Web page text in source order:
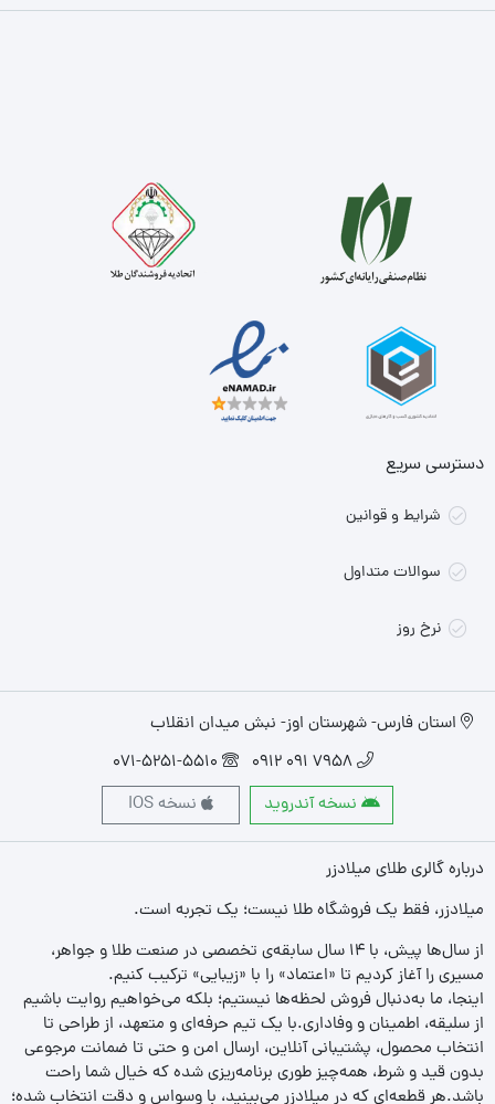
دسترسی سریع
شرایط و قوانین
سوالات متداول
نرخ روز
استان فارس- شهرستان اوز- نبش میدان انقلاب
7958 091 0912
071-5251-5510
نسخه آندروید
نسخه IOS
درباره گالری طلای میلادزر
میلادزر، فقط یک فروشگاه طلا نیست؛ یک تجربه‌ است.
از سال‌ها پیش، با ۱۴ سال سابقه‌ی تخصصی در صنعت طلا و جواهر،
مسیری را آغاز کردیم تا «اعتماد» را با «زیبایی» ترکیب کنیم.
اینجا، ما به‌دنبال فروش لحظه‌ها نیستیم؛ بلکه می‌خواهیم روایت باشیم
از سلیقه، اطمینان و وفاداری.با یک تیم حرفه‌ای و متعهد، از طراحی تا
انتخاب محصول، پشتیبانی آنلاین، ارسال امن و حتی تا ضمانت مرجوعی
بدون قید و شرط، همه‌چیز طوری برنامه‌ریزی شده که خیال شما راحت
باشد.هر قطعه‌ای که در میلادزر می‌بینید، با وسواس و دقت انتخاب شده؛